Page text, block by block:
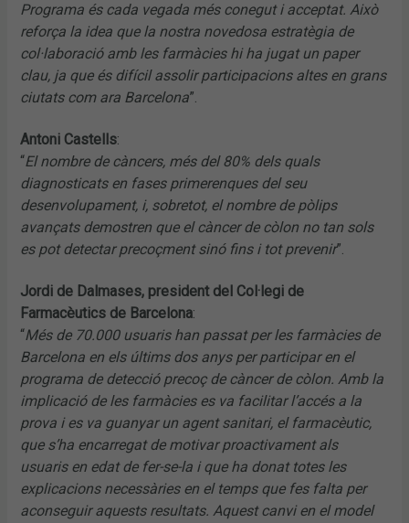
Programa és cada vegada més conegut i acceptat. Això
reforça la idea que la nostra novedosa estratègia de
col·laboració amb les farmàcies hi ha jugat un paper
clau, ja que és difícil assolir participacions altes en grans
ciutats com ara Barcelona”.
Antoni Castells:
“El nombre de càncers, més del 80% dels quals
diagnosticats en fases primerenques del seu
desenvolupament, i, sobretot, el nombre de pòlips
avançats demostren que el càncer de còlon no tan sols
es pot detectar precoçment sinó fins i tot prevenir”.
Jordi de Dalmases, president del Col·legi de
Farmacèutics de Barcelona:
“Més de 70.000 usuaris han passat per les farmàcies de
Barcelona en els últims dos anys per participar en el
programa de detecció precoç de càncer de còlon. Amb la
implicació de les farmàcies es va facilitar l’accés a la
prova i es va guanyar un agent sanitari, el farmacèutic,
que s’ha encarregat de motivar proactivament als
usuaris en edat de fer-se-la i que ha donat totes les
explicacions necessàries en el temps que fes falta per
aconseguir aquests resultats. Aquest canvi en el model